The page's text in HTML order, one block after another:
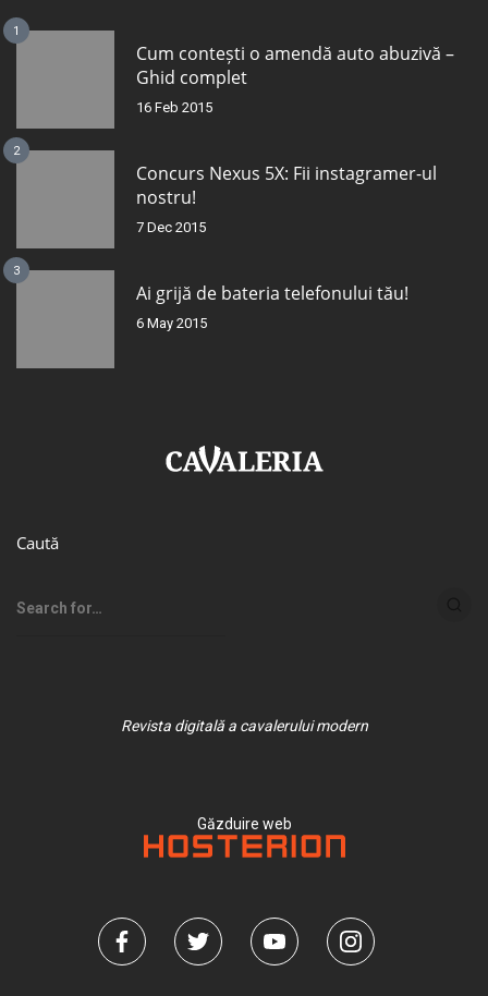
1
Cum contești o amendă auto abuzivă –
Ghid complet
16 Feb 2015
2
Concurs Nexus 5X: Fii instagramer-ul
nostru!
7 Dec 2015
3
Ai grijă de bateria telefonului tău!
6 May 2015
Caută
Revista digitală a cavalerului modern
Găzduire web